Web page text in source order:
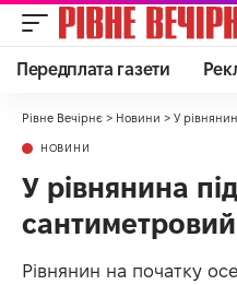
Передплата газети
Рівне Вечірнє > Новини > У
НОВИНИ
У рівнянина
сантиметровий
Рівнянин на початку